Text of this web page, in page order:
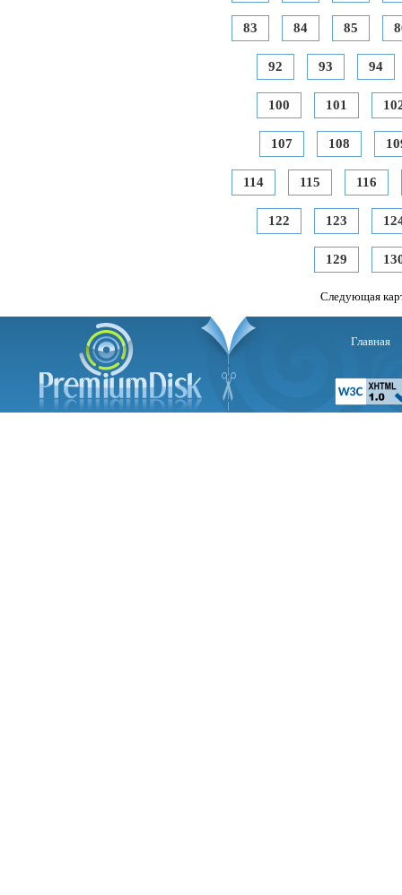
83 84 85
92 93 94
100 101
107 108
114 115 116
122 123
129
Следующая
Главная